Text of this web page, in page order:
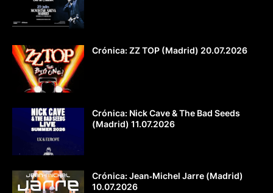
Crónica: ZZ TOP (Madrid) 20.07.2026
Crónica: Nick Cave & The Bad Seeds
(Madrid) 11.07.2026
Crónica: Jean‐Michel Jarre (Madrid)
10.07.2026